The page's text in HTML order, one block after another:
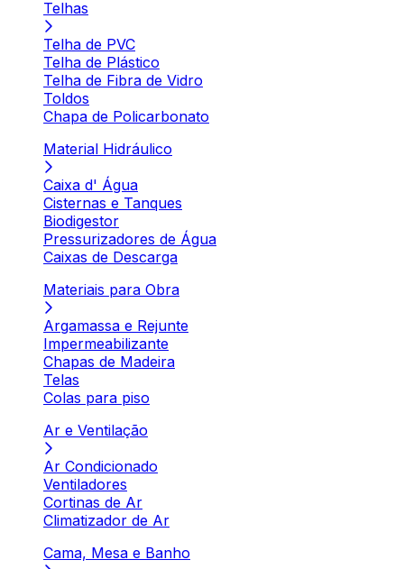
Telhas
Telha de PVC
Telha de Plástico
Telha de Fibra de Vidro
Toldos
Chapa de Policarbonato
Material Hidráulico
Caixa d' Água
Cisternas e Tanques
Biodigestor
Pressurizadores de Água
Caixas de Descarga
Materiais para Obra
Argamassa e Rejunte
Impermeabilizante
Chapas de Madeira
Telas
Colas para piso
Ar e Ventilação
Ar Condicionado
Ventiladores
Cortinas de Ar
Climatizador de Ar
Cama, Mesa e Banho